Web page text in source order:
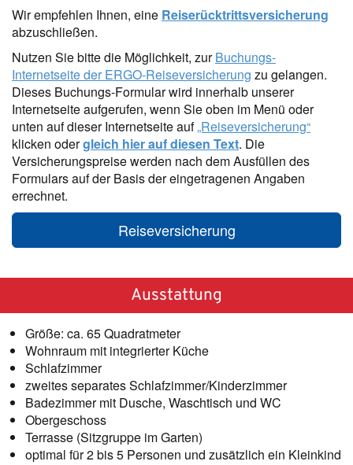
Wir empfehlen Ihnen, eine Reiserücktrittsversicherung
abzuschließen.
Nutzen Sie bitte die Möglichkeit, zurBuchungs-
Internetseite der ERGO-Reiseversicherung zu gelangen.
Dieses Buchungs-Formular wird innerhalb unserer
Internetseite aufgerufen, wenn Sie oben im Menü oder
unten auf dieser Internetseite auf„Reiseversicherung“
klicken odergleich hier auf diesen Text. Die
Versicherungspreise werden nach dem Ausfüllen des
Formulars auf der Basis der eingetragenen Angaben
errechnet.
Reiseversicherung
Ausstattung
Größe: ca. 65 Quadratmeter
Wohnraum mit integrierter Küche
Schlafzimmer
zweites separates Schlafzimmer/Kinderzimmer
Badezimmer mit Dusche, Waschtisch und WC
Obergeschoss
Terrasse (Sitzgruppe im Garten)
optimal für 2 bis 5 Personen und zusätzlich ein Kleinkind